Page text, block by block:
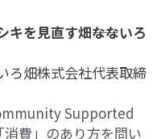
を見直す畑――なないろ
ろ畑株式会社代表取締
Supported
費」のあり方を問い